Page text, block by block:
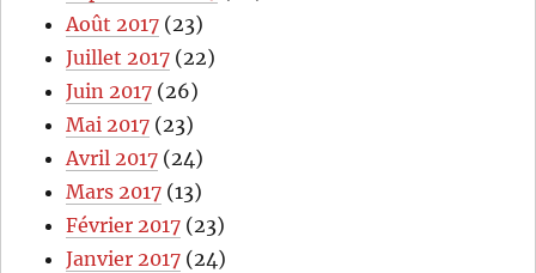
Août 2017 (23)
Juillet 2017 (22)
Juin 2017 (26)
Mai 2017 (23)
Avril 2017 (24)
Mars 2017 (13)
Février 2017 (23)
Janvier 2017 (24)